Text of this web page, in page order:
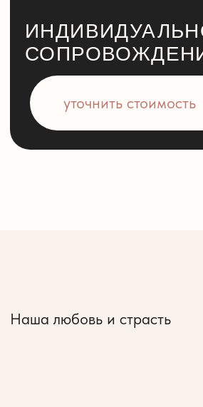
У Джеффри за плечами более 45 лет
в профессиональном хлебопечении.
Он обучался мастерству как
самостоятельно, так и у немецких
и французских мастеров, работал
был владельцем пекарни в Вермонте,
преподавал в хлебопекарных и
школах Северной Америки, Германии,